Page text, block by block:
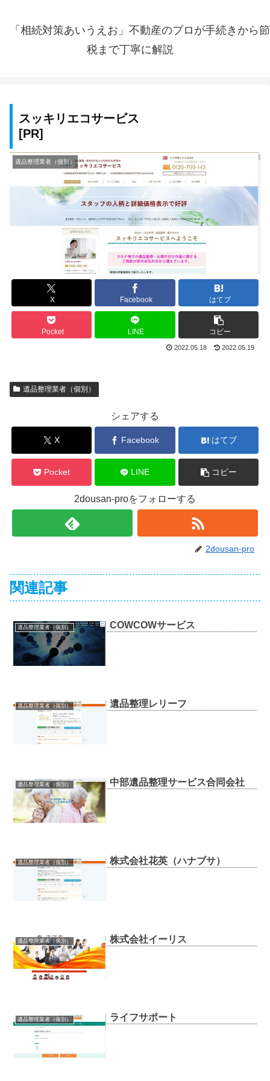
「相続対策あいうえお」不動産のプロが手続きから節
税まで丁寧に解説
スッキリエコサービス
遺品整理業者（個別）
X Facebook はてブ
Pocket LINE コピー
2022.05.18 2022.05.19
遺品整理業者（個別）
シェアする
X Facebook はてブ
Pocket LINE コピー
2dousan-proをフォローする
2dousan-pro
関連記事
遺品整理業者（個別） COWCOWサービス
遺品整理業者（個別） 遺品整理レリーフ
遺品整理業者（個別） 中部遺品整理サービス合同会社
遺品整理業者（個別） 株式会社花英（ハナブサ）
遺品整理業者（個別） 株式会社イーリス
遺品整理業者（個別） ライフサポート